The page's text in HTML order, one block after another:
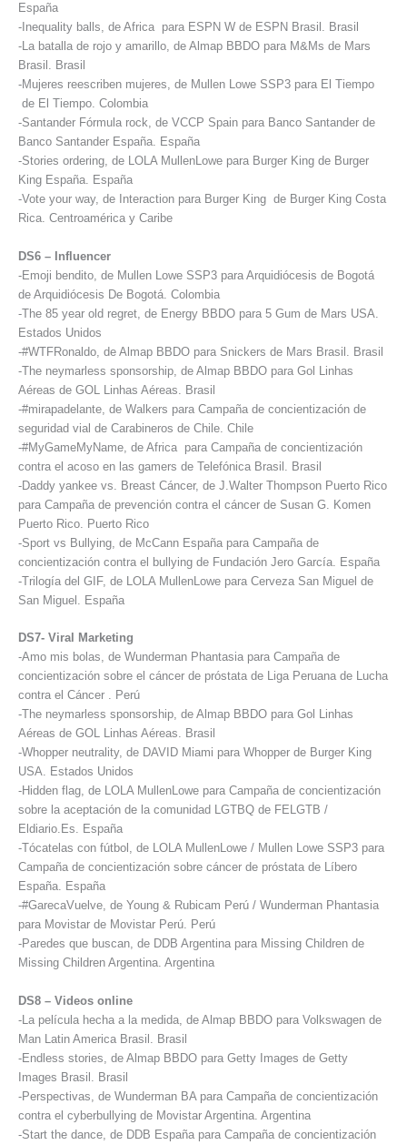
España
-Inequality balls, de Africa para ESPN W de ESPN Brasil. Brasil
-La batalla de rojo y amarillo, de Almap BBDO para M&Ms de Mars
Brasil. Brasil
-Mujeres reescriben mujeres, de Mullen Lowe SSP3 para El Tiempo
de El Tiempo. Colombia
-Santander Fórmula rock, de VCCP Spain para Banco Santander de
Banco Santander España. España
-Stories ordering, de LOLA MullenLowe para Burger King de Burger
King España. España
-Vote your way, de Interaction para Burger King de Burger King Costa
Rica. Centroamérica y Caribe
DS6 – Influencer
-Emoji bendito, de Mullen Lowe SSP3 para Arquidiócesis de Bogotá
de Arquidiócesis De Bogotá. Colombia
-The 85 year old regret, de Energy BBDO para 5 Gum de Mars USA.
Estados Unidos
-#WTFRonaldo, de Almap BBDO para Snickers de Mars Brasil. Brasil
-The neymarless sponsorship, de Almap BBDO para Gol Linhas
Aéreas de GOL Linhas Aéreas. Brasil
-#mirapadelante, de Walkers para Campaña de concientización de
seguridad vial de Carabineros de Chile. Chile
-#MyGameMyName, de Africa para Campaña de concientización
contra el acoso en las gamers de Telefónica Brasil. Brasil
-Daddy yankee vs. Breast Cáncer, de J.Walter Thompson Puerto Rico
para Campaña de prevención contra el cáncer de Susan G. Komen
Puerto Rico. Puerto Rico
-Sport vs Bullying, de McCann España para Campaña de
concientización contra el bullying de Fundación Jero García. España
-Trilogía del GIF, de LOLA MullenLowe para Cerveza San Miguel de
San Miguel. España
DS7- Viral Marketing
-Amo mis bolas, de Wunderman Phantasia para Campaña de
concientización sobre el cáncer de próstata de Liga Peruana de Lucha
contra el Cáncer . Perú
-The neymarless sponsorship, de Almap BBDO para Gol Linhas
Aéreas de GOL Linhas Aéreas. Brasil
-Whopper neutrality, de DAVID Miami para Whopper de Burger King
USA. Estados Unidos
-Hidden flag, de LOLA MullenLowe para Campaña de concientización
sobre la aceptación de la comunidad LGTBQ de FELGTB /
Eldiario.Es. España
-Tócatelas con fútbol, de LOLA MullenLowe / Mullen Lowe SSP3 para
Campaña de concientización sobre cáncer de próstata de Líbero
España. España
-#GarecaVuelve, de Young & Rubicam Perú / Wunderman Phantasia
para Movistar de Movistar Perú. Perú
-Paredes que buscan, de DDB Argentina para Missing Children de
Missing Children Argentina. Argentina
DS8 – Videos online
-La película hecha a la medida, de Almap BBDO para Volkswagen de
Man Latin America Brasil. Brasil
-Endless stories, de Almap BBDO para Getty Images de Getty
Images Brasil. Brasil
-Perspectivas, de Wunderman BA para Campaña de concientización
contra el cyberbullying de Movistar Argentina. Argentina
-Start the dance, de DDB España para Campaña de concientización